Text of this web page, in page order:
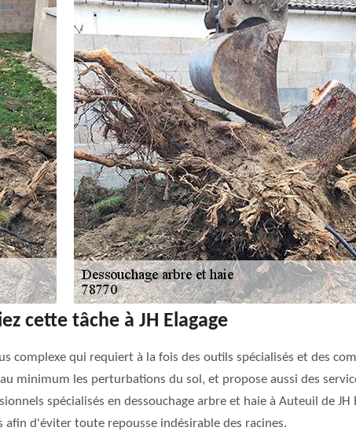
cette tâche à JH Elagage
complexe qui requiert à la fois des outils spécialisés et des
minimum les perturbations du sol, et propose aussi des
spécialisés en dessouchage arbre et haie à Auteuil de JH
d'éviter toute repousse indésirable des racines.